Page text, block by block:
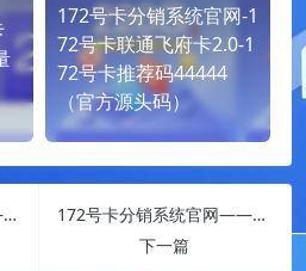
172号卡分销系统官网-1
72号卡联通飞府卡2.0-1
72号卡推荐码44444
（官方源头码）
172号卡分销系统官网——移动芒果宽带卡
172号卡分销系统官网——福建电信沧建卡
下一篇